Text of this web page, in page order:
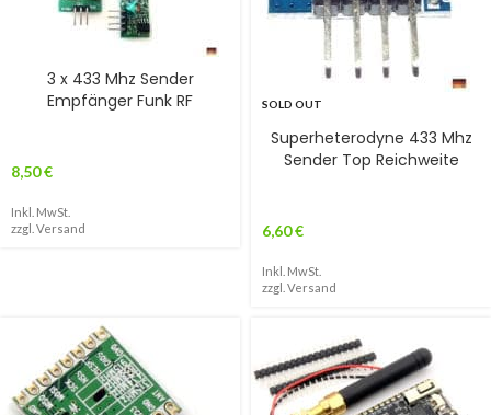
3 x 433 Mhz Sender
Empfänger Funk RF
8,50€
Inkl. MwSt.
zzgl. Versand
SOLD OUT
Superheterodyne 433 Mhz
Sender Top Reichweite
6,60€
Inkl. MwSt.
zzgl. Versand